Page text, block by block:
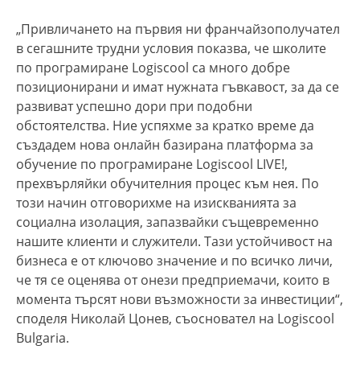
„Привличането на първия ни франчайзополучател
в сегашните трудни условия показва, че школите
по програмиране Logiscool са много добре
позиционирани и имат нужната гъвкавост, за да се
развиват успешно дори при подобни
обстоятелства. Ние успяхме за кратко време да
създадем нова онлайн базирана платформа за
обучение по програмиране Logiscool LIVE!,
прехвърляйки обучителния процес към нея. По
този начин отговорихме на изискванията за
социална изолация, запазвайки същевременно
нашите клиенти и служители. Тази устойчивост на
бизнеса е от ключово значение и по всичко личи,
че тя се оценява от онези предприемачи, които в
момента търсят нови възможности за инвестиции“,
споделя Николай Цонев, съосновател на Logiscool
Bulgaria.